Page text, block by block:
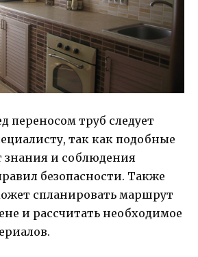
переносом труб следует
так как подобные
знания и соблюдения
безопасности. Также
спланировать маршрут
и рассчитать необходимое